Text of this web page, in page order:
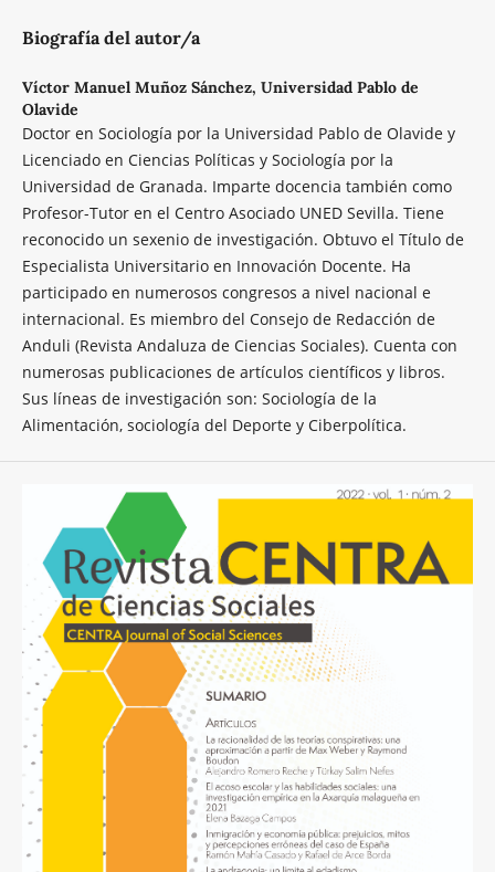
Biografía del autor/a
Víctor Manuel Muñoz Sánchez, Universidad Pablo de
Olavide
Doctor en Sociología por la Universidad Pablo de Olavide y
Licenciado en Ciencias Políticas y Sociología por la
Universidad de Granada. Imparte docencia también como
Profesor-Tutor en el Centro Asociado UNED Sevilla. Tiene
reconocido un sexenio de investigación. Obtuvo el Título de
Especialista Universitario en Innovación Docente. Ha
participado en numerosos congresos a nivel nacional e
internacional. Es miembro del Consejo de Redacción de
Anduli (Revista Andaluza de Ciencias Sociales). Cuenta con
numerosas publicaciones de artículos científicos y libros.
Sus líneas de investigación son: Sociología de la
Alimentación, sociología del Deporte y Ciberpolítica.